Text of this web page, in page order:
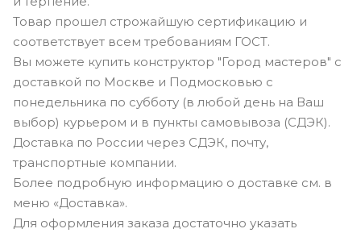
Товар прошел строжайшую сертификацию и
соответствует всем требованиям ГОСТ.
Вы можете купить конструктор "Город мастеров" с
доставкой по Москве и Подмосковью с
понедельника по субботу (в любой день на Ваш
выбор) курьером и в пункты самовывоза (СДЭК).
Доставка по России через СДЭК, почту,
транспортные компании.
Более подробную информацию о доставке см. в
меню «Доставка».
Для оформления заказа достаточно указать